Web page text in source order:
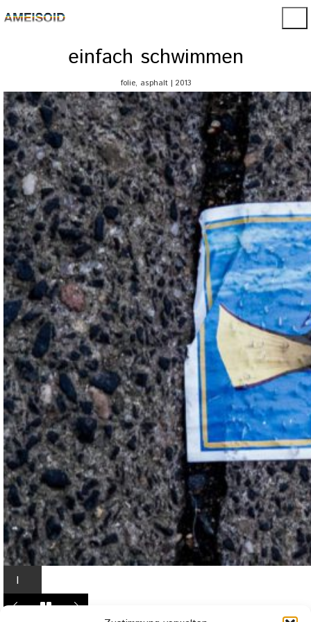
einfach schwimmen
folie, asphalt | 2013
I
n